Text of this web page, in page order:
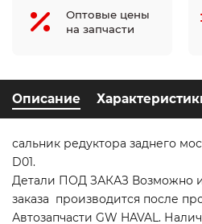
Оптовые цены
на запчасти
Описание
сальник редуктора заднего
D01.
Детали ПОД ЗАКАЗ Возможно
заказа производится после
Автозапчасти GW HAVAL.